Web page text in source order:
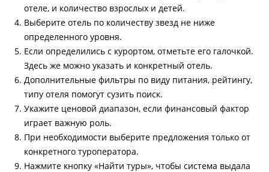
отеле, и количество взрослых и детей.
Выберите отель по количеству звезд не ниже
определенного уровня.
Если определились с курортом, отметьте его галочкой.
Здесь же можно указать и конкретный отель.
Дополнительные фильтры по виду питания, рейтингу,
типу отеля помогут сузить поиск.
Укажите ценовой диапазон, если финансовый фактор
играет важную роль.
При необходимости выберите предложения только от
конкретного туроператора.
Нажмите кнопку «Найти туры», чтобы система выдала